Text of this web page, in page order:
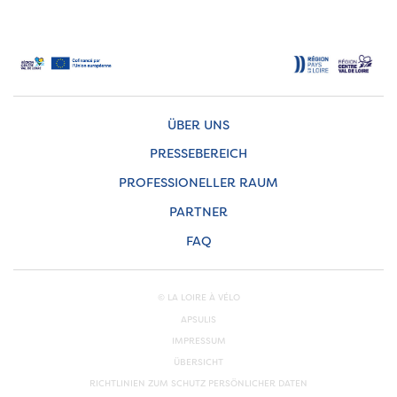
ÜBER UNS
PRESSEBEREICH
PROFESSIONELLER RAUM
PARTNER
FAQ
© LA LOIRE À VÉLO
APSULIS
IMPRESSUM
ÜBERSICHT
RICHTLINIEN ZUM SCHUTZ PERSÖNLICHER DATEN